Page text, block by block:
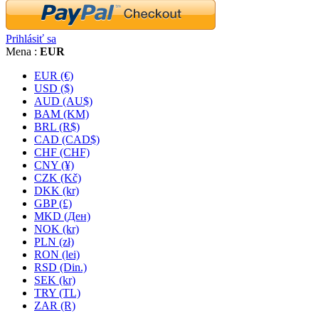
Prihlásiť sa
Mena : EUR
EUR (€)
USD ($)
AUD (AU$)
BAM (KM)
BRL (R$)
CAD (CAD$)
CHF (CHF)
CNY (¥)
CZK (Kč)
DKK (kr)
GBP (£)
MKD (Ден)
NOK (kr)
PLN (zł)
RON (lei)
RSD (Din.)
SEK (kr)
TRY (TL)
ZAR (R)